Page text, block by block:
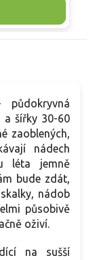
a dekorativně
a šířky 30-60
zaoblených,
nádech
léta jemně
bude zdát,
nádob
působivě
oživí.
na sušší